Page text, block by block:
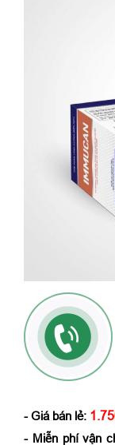
- Giá bán lẻ:
- Miễn phí vận